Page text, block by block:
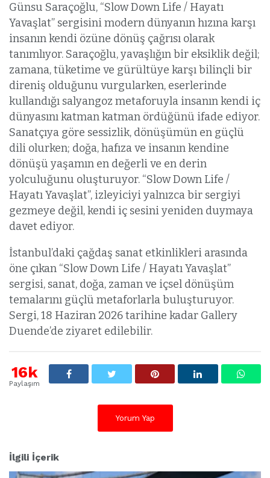
Günsu Saraçoğlu, “Slow Down Life / Hayatı
Yavaşlat” sergisini modern dünyanın hızına karşı
insanın kendi özüne dönüş çağrısı olarak
tanımlıyor. Saraçoğlu, yavaşlığın bir eksiklik değil;
zamana, tüketime ve gürültüye karşı bilinçli bir
direniş olduğunu vurgularken, eserlerinde
kullandığı salyangoz metaforuyla insanın kendi iç
dünyasını katman katman ördüğünü ifade ediyor.
Sanatçıya göre sessizlik, dönüşümün en güçlü
dili olurken; doğa, hafıza ve insanın kendine
dönüşü yaşamın en değerli ve en derin
yolculuğunu oluşturuyor. “Slow Down Life /
Hayatı Yavaşlat”, izleyiciyi yalnızca bir sergiyi
gezmeye değil, kendi iç sesini yeniden duymaya
davet ediyor.
İstanbul’daki çağdaş sanat etkinlikleri arasında
öne çıkan “Slow Down Life / Hayatı Yavaşlat”
sergisi, sanat, doğa, zaman ve içsel dönüşüm
temalarını güçlü metaforlarla buluşturuyor.
Sergi, 18 Haziran 2026 tarihine kadar Gallery
Duende’de ziyaret edilebilir.
16k
Paylaşım
Yorum Yap
İlgili İçerik